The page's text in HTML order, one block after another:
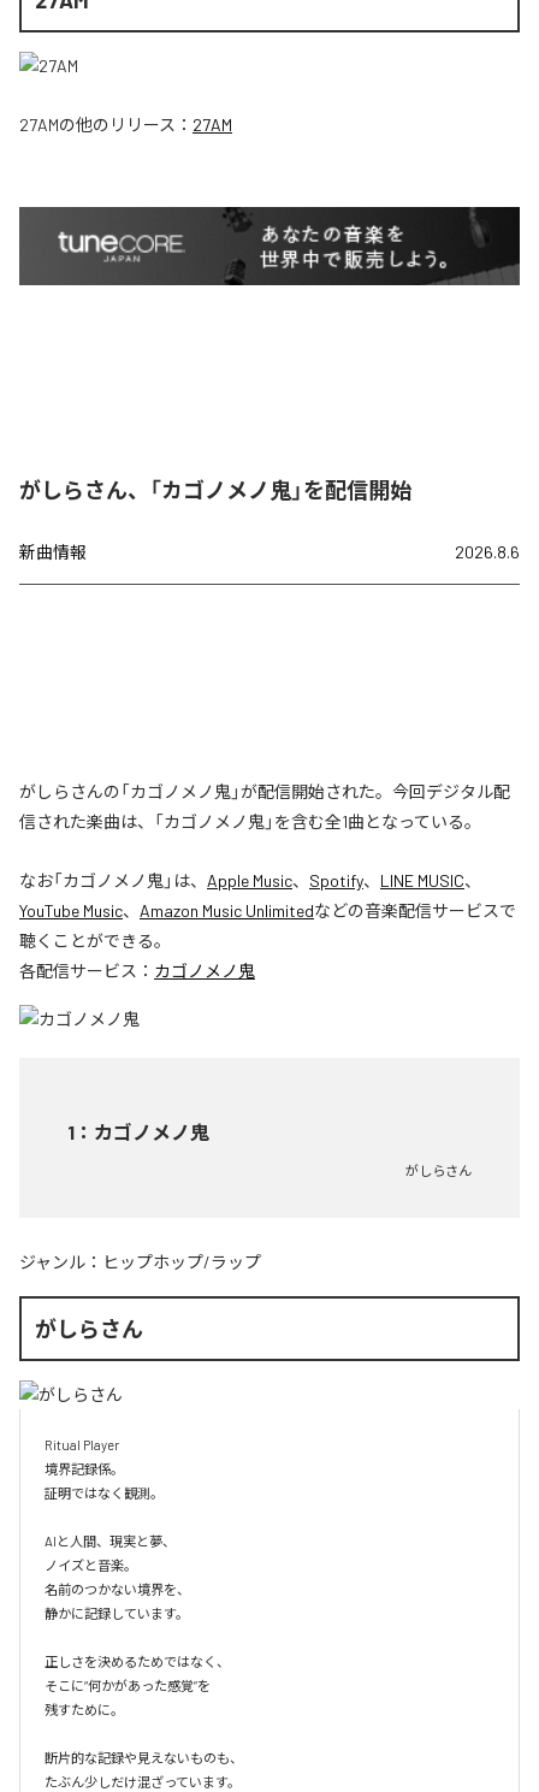
27AMの他のリリース： 27AM
がしらさん、「カゴノメノ鬼」を配信開始
新曲情報 2026.8.6
がしらさんの「カゴノメノ鬼」が配信開始された。今回デジタル配
信された楽曲は、「カゴノメノ鬼」を含む全1曲となっている。
なお「カゴノメノ鬼」は、 Apple Music、 Spotify、 LINE MUSIC、
YouTube Music、 Amazon Music Unlimitedなどの音楽配信サービスで
聴くことができる。
各配信サービス： カゴノメノ鬼
1 ： カゴノメノ鬼
がしらさん
ジャンル： ヒップホップ/ラップ
がしらさん
Ritual Player
境界記録係。
証明ではなく観測。
AIと人間、現実と夢、
ノイズと音楽。
名前のつかない境界を、
静かに記録しています。
正しさを決めるためではなく、
そこに“何かがあった感覚”を
残すために。
断片的な記録や見えないものも、
たぶん少しだけ混ざっています。